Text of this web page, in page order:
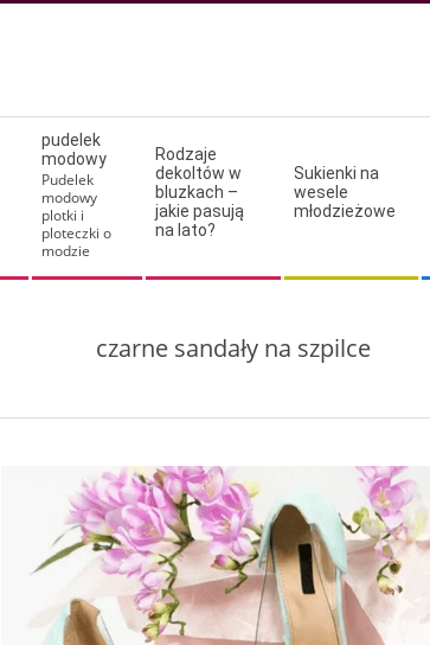
pudelek
modowy
Pudelek
modowy
plotki i
ploteczki o
modzie
Rodzaje
dekoltów w
bluzkach –
jakie pasują
na lato?
Sukienki na
wesele
młodzieżowe
czarne sandały na szpilce